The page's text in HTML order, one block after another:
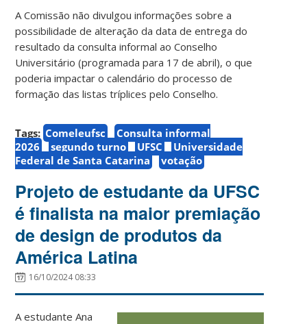
A Comissão não divulgou informações sobre a
possibilidade de alteração da data de entrega do
resultado da consulta informal ao Conselho
Universitário (programada para 17 de abril), o que
poderia impactar o calendário do processo de
formação das listas tríplices pelo Conselho.
Tags: Comeleufsc
Consulta informal
2026
segundo turno UFSC
Universidade
Federal de Santa Catarina
votação
Projeto de estudante da UFSC
é finalista na maior premiação
de design de produtos da
América Latina
16/10/2024 08:33
A estudante Ana